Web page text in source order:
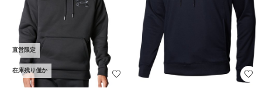
直営限定
在庫残り僅か